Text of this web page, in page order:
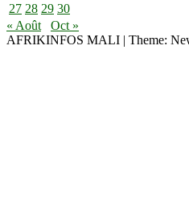
27 28 29 30
« Août
Oct »
AFRIKINFOS MALI | Theme: